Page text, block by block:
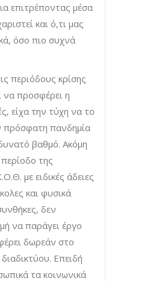
επιτρέποντας μέσα
και ό,τι μας
όσο πιο συχνά
περιόδους κρίσης
να προσφέρει η
είχα την τύχη να το
πρόσφατη πανδημία
βαθμό. Ακόμη
της
με ειδικές άδειες
και φυσικά
δεν
να παράγει έργο
δωρεάν στο
Επειδή
τα κοινωνικά